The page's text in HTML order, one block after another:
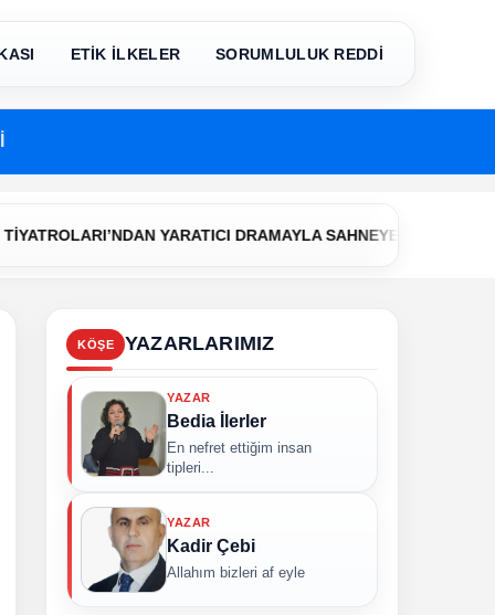
ETİK İLKELER SORUMLULUK REDDİ
YARATICI DRAMAYLA SAHNEYE İLK ADIM
KÖŞE YAZARLARIMIZ
YAZAR
Bedia İlerler
En nefret ettiğim insan
tipleri...
YAZAR
Kadir Çebi
Allahım bizleri af eyle